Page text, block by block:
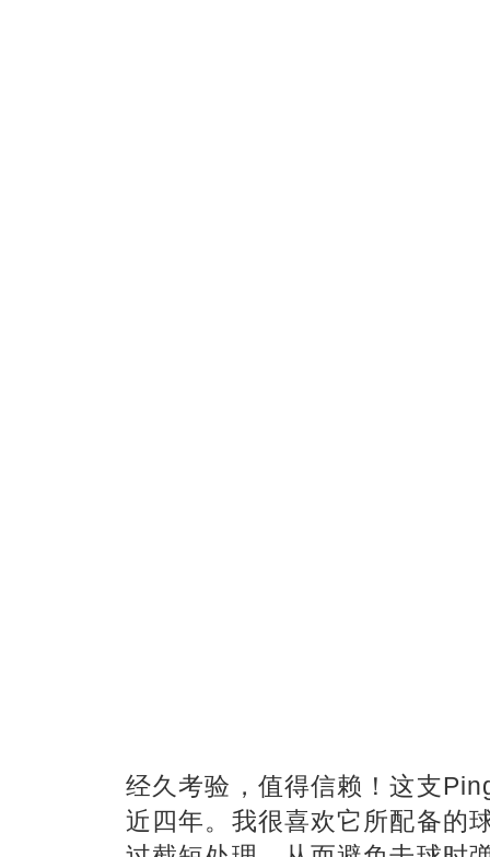
经久考验，值得信赖！这支
近四年。我很喜欢它所配备